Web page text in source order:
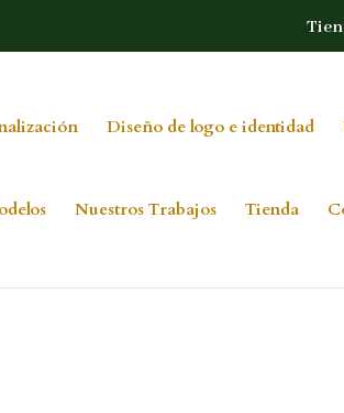
Diseño de logo e identidad
Nuestros Trabajos Tienda